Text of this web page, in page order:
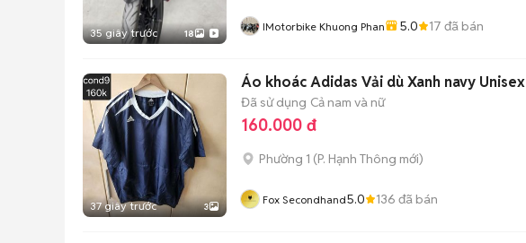
35 giây trước 18 IMotorbike Khuong Phan 5.0 17 đã bán
37 giây trước 3
Áo khoác Adidas Vải dù Xanh navy Unisex
Đã sử dụng Cả nam và nữ
160.000 đ
Phường 1 (P. Hạnh Thông mới)
Fox Secondhand5.0 136 đã bán